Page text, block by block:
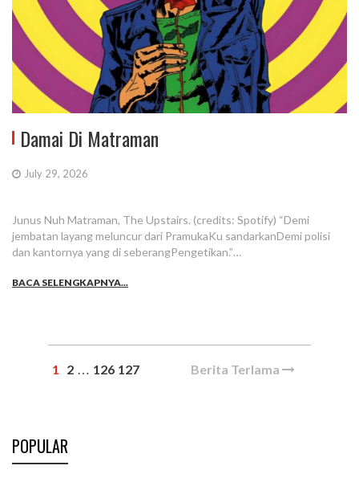
Damai Di Matraman
July 29, 2026
Junus Nuh Matraman, The Upstairs. (credits: Spotify) “Demi
jembatan layang meluncur dari PramukaKu sandarkanDemi polisi
dan kantornya yang di seberangPengetikan.”…
BACA SELENGKAPNYA...
1 2 … 126 127 Berita Terlama
POPULAR